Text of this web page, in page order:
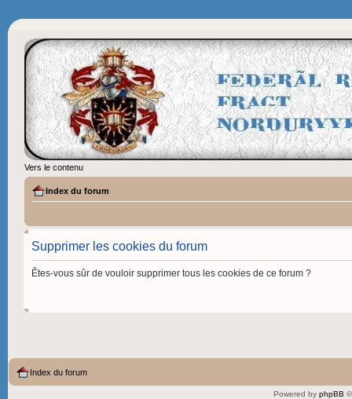
Vers le contenu
Index du forum
Supprimer les cookies du forum
Êtes-vous sûr de vouloir supprimer tous les cookies de ce forum ?
Index du forum
Powered by phpBB